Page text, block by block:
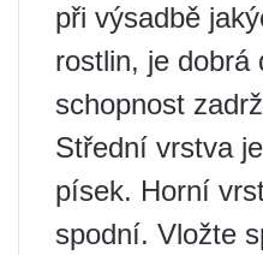
při výsadbě
rostlin, je dobrá
schopnost
Střední vrstva
písek. Horní
spodní. Vložte